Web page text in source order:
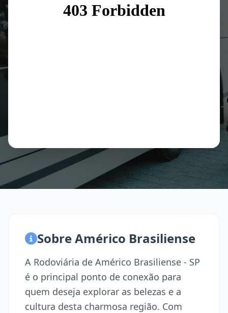
Sobre Américo Brasiliense
A Rodoviária de Américo Brasiliense - SP
é o principal ponto de conexão para
quem deseja explorar as belezas e a
cultura desta charmosa região. Com